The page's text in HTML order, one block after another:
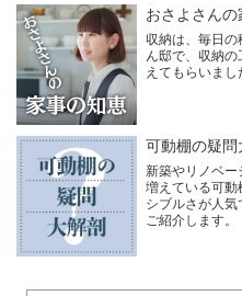
おさよさん
収納は、毎日の
ん邸で、収納
えてもらいまし
可動棚の疑問
新築やリノベー
増えている可動
シブルさが人
ご紹介します。